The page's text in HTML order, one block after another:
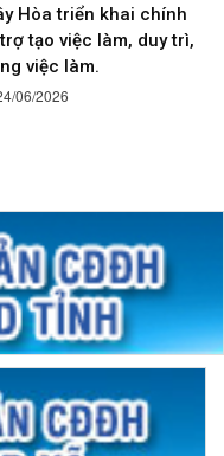
Hòa triển khai chính
tạo việc làm, duy trì,
việc làm.
06/2026